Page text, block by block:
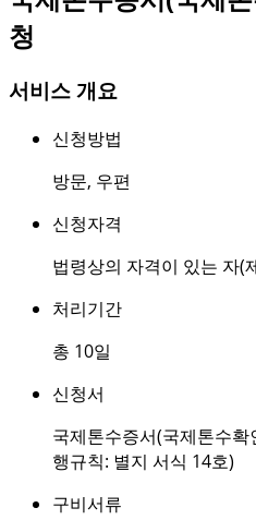
청
서비스 개요
신청방법
방문, 우편
신청자격
법령상의 자격이 있는 자(
처리기간
총 10일
신청서
국제톤수증서(국제톤수
행규칙: 별지 서식 14호)
구비서류